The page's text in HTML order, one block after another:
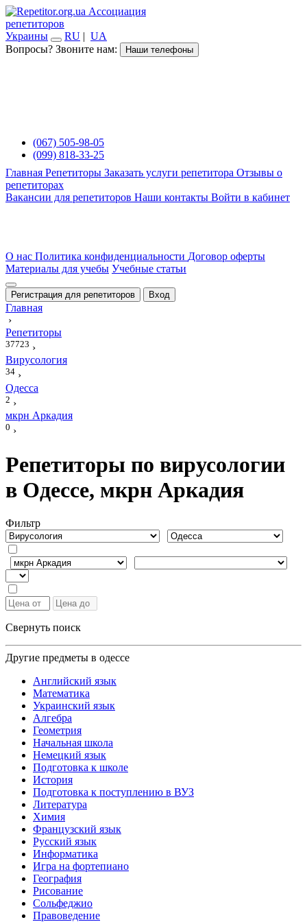
Ассоциация
репетиторов
Украины
RU | UA
Вопросы? Звоните нам:
Наши телефоны
(067) 505-98-05
(099) 818-33-25
Главная Репетиторы Заказать услуги репетитора Отзывы о
репетиторах
Вакансии для репетиторов Наши контакты Войти в кабинет
О нас Политика конфиденциальности Договор оферты
Материалы для учебы Учебные статьи
Регистрация для репетиторов Вход
Главная
›
Репетиторы
37723 ›
Вирусология
34 ›
Одесса
2 ›
мкрн Аркадия
0 ›
Репетиторы по вирусологии
в Одессе, мкрн Аркадия
Фильтр
Свернуть поиск
Другие предметы в одессе
Английский язык
Математика
Украинский язык
Алгебра
Геометрия
Начальная школа
Немецкий язык
Подготовка к школе
История
Подготовка к поступлению в ВУЗ
Литература
Химия
Французский язык
Русский язык
Информатика
Игра на фортепиано
География
Рисование
Сольфеджио
Правоведение